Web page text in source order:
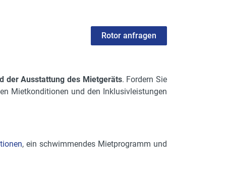
Rotor anfragen
der Ausstattung des Mietgeräts. Fordern Sie
Mietkonditionen und den Inklusivleistungen
, ein schwimmendes Mietprogramm und